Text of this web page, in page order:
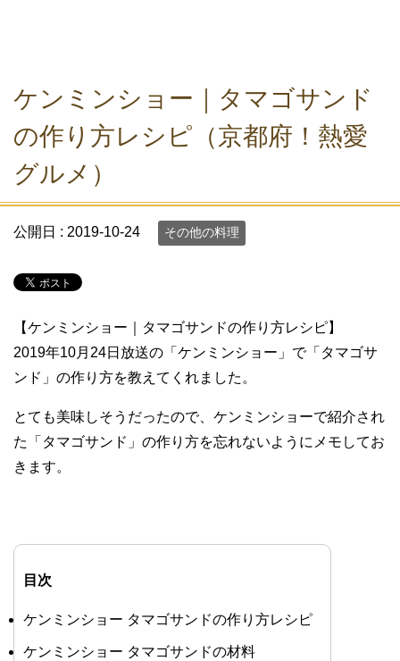
ケンミンショー｜タマゴサンド
の作り方レシピ（京都府！熱愛
グルメ）
公開日 : 2019-10-24 その他の料理
【ケンミンショー｜タマゴサンドの作り方レシピ】
2019年10月24日放送の「ケンミンショー」で「タマゴサ
ンド」の作り方を教えてくれました。
とても美味しそうだったので、ケンミンショーで紹介され
た「タマゴサンド」の作り方を忘れないようにメモしてお
きます。
目次
ケンミンショー タマゴサンドの作り方レシピ
ケンミンショー タマゴサンドの材料